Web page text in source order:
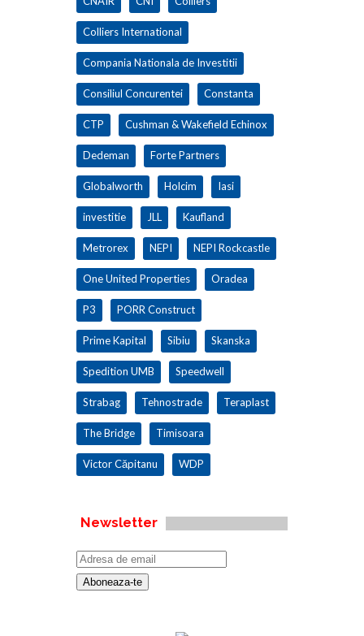
Colliers International
Compania Nationala de Investitii
Consiliul Concurentei Constanta
CTP Cushman & Wakefield Echinox
Dedeman Forte Partners
Globalworth Holcim Iasi
investitie JLL Kaufland
Metrorex NEPI NEPI Rockcastle
One United Properties Oradea
P3 PORR Construct
Prime Kapital Sibiu Skanska
Spedition UMB Speedwell
Strabag Tehnostrade Teraplast
The Bridge Timisoara
Victor Căpitanu WDP
Newsletter